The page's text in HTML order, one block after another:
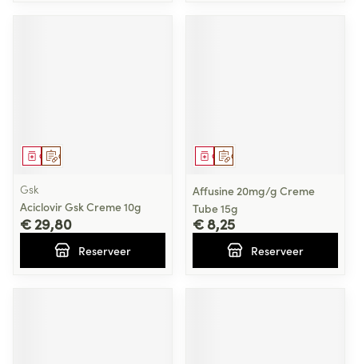
Op voorschrift
Geneesmiddel
Gsk
Aciclovir Gsk Creme 10g
€ 29,80
Reserveer
Op voorschrift
Geneesmiddel
Affusine 20mg/g Creme
Tube 15g
€ 8,25
Reserveer